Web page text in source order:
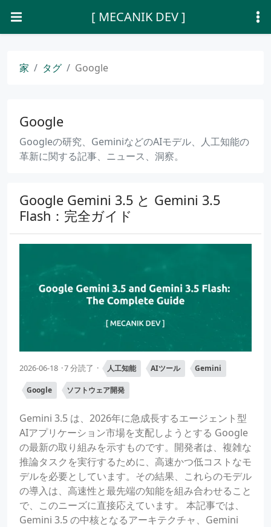
[ MECANIK DEV ]
家 タグ Google
Google
Googleの研究、GeminiなどのAIモデル、人工知能の
革新に関する記事、ニュース、洞察。
Google Gemini 3.5 と Gemini 3.5
Flash：完全ガイド
2026-06-18 7 分読了 人工知能 AIツール Gemini
Google ソフトウェア開発
Gemini 3.5 は、2026年に急成長するエージェント型
AIアプリケーション市場を支配しようとする Google
の最新の取り組みを示すものです。開発者は、複雑な
推論タスクを実行するために、高速かつ低コストなモ
デルを必要としています。その結果、これらのモデル
の導入は、高速性と最先端の知能を組み合わせること
で、このニーズに直接応えています。 本記事では、
Gemini 3.5 の中核となるアーキテクチャ、Gemini